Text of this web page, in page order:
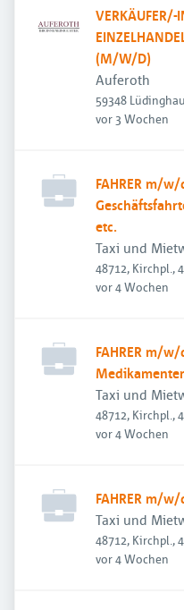
VERKÄUFER/-
(M/W/D)
Auferoth
59348
Veröffentlicht
vor 3 Wochen
FAHRER m/
etc.
Taxi und
48712, Kirchpl.,
Veröffentlicht
vor 4 Wochen
FAHRER m/
Taxi und
48712, Kirchpl.,
Veröffentlicht
vor 4 Wochen
FAHRER m/
Taxi und
48712, Kirchpl.,
Veröffentlicht
vor 4 Wochen